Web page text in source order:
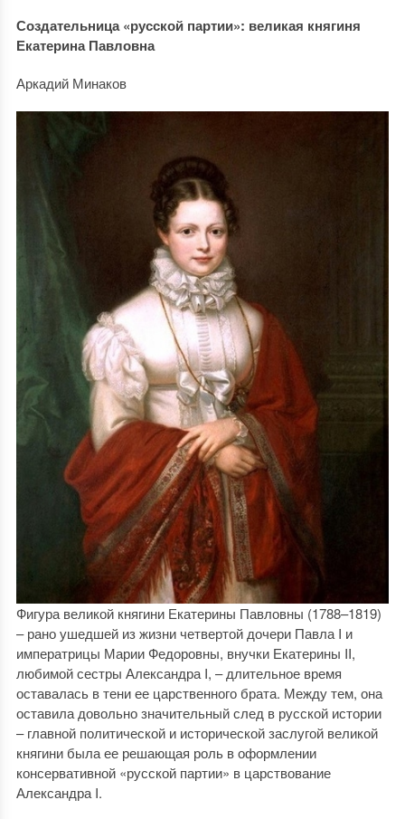
Создательница «русской партии»: великая княгиня
Екатерина Павловна
Аркадий Минаков
Фигура великой княгини Екатерины Павловны (1788–1819)
– рано ушедшей из жизни четвертой дочери Павла I и
императрицы Марии Федоровны, внучки Екатерины II,
любимой сестры Александра I, – длительное время
оставалась в тени ее царственного брата. Между тем, она
оставила довольно значительный след в русской истории
– главной политической и исторической заслугой великой
княгини была ее решающая роль в оформлении
консервативной «русской партии» в царствование
Александра I.